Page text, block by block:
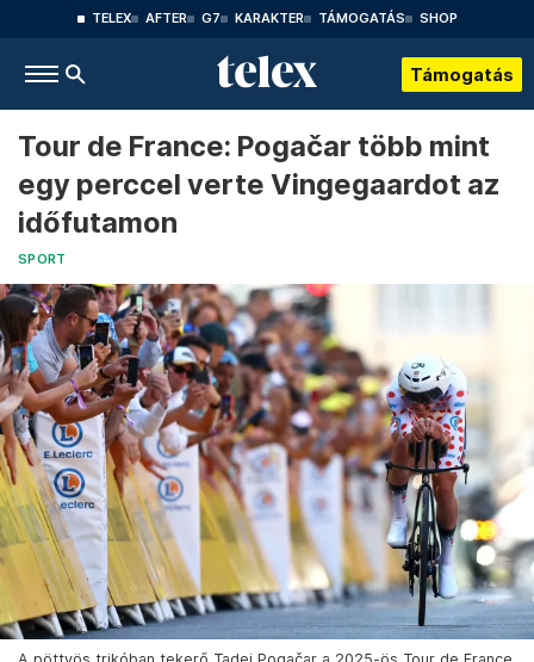
TELEX AFTER G7 KARAKTER TÁMOGATÁS SHOP
Támogatás
Tour de France: Pogačar több mint
egy perccel verte Vingegaardot az
időfutamon
SPORT